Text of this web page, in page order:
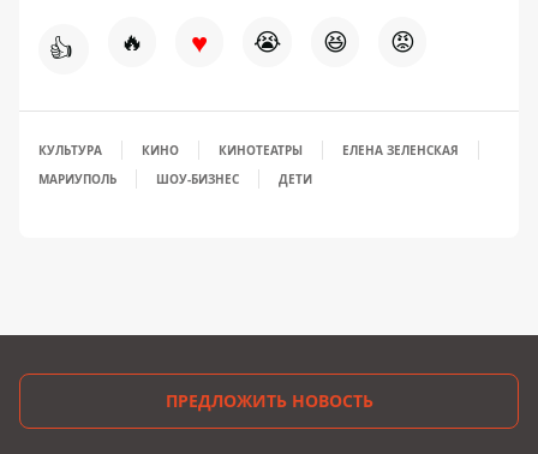
👍 🔥 ♥ 😭 😆 😡
КУЛЬТУРА КИНО КИНОТЕАТРЫ
ЕЛЕНА ЗЕЛЕНСКАЯ
МАРИУПОЛЬ
ШОУ-БИЗНЕС ДЕТИ
ПРЕДЛОЖИТЬ НОВОСТЬ